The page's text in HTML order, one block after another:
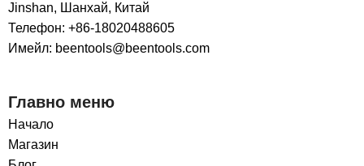
Jinshan, Шанхай, Китай
Телефон: +86-18020488605
Имейл: beentools@beentools.com
Главно меню
Начало
Магазин